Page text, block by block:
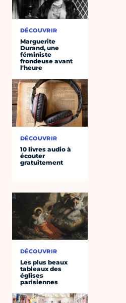
DÉCOUVRIR
Marguerite
Durand, une
féministe
frondeuse avant
l'heure
DÉCOUVRIR
10 livres audio à
écouter
gratuitement
DÉCOUVRIR
Les plus beaux
tableaux des
églises
parisiennes